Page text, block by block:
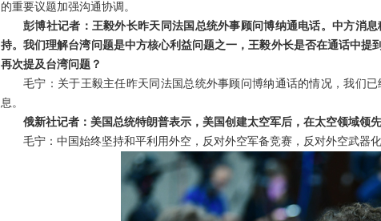
的重要议题加强沟通协调。
彭博社记者：王毅外长昨天同法国总统外事顾问博纳通电话。中方消
持。我们理解台湾问题是中方核心利益问题之一，王毅外长是否在通话中
再次提及台湾问题？
毛宁：关于王毅主任昨天同法国总统外事顾问博纳通话的情况，我们
息。
俄新社记者：美国总统特朗普表示，美国创建太空军后，在太空领域领
毛宁：中国始终坚持和平利用外空，反对外空军备竞赛，反对外空武器